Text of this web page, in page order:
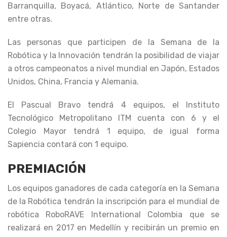
Barranquilla, Boyacá, Atlántico, Norte de Santander
entre otras.
Las personas que participen de la Semana de la
Robótica y la Innovación tendrán la posibilidad de viajar
a otros campeonatos a nivel mundial en Japón, Estados
Unidos, China, Francia y Alemania.
El Pascual Bravo tendrá 4 equipos, el Instituto
Tecnológico Metropolitano ITM cuenta con 6 y el
Colegio Mayor tendrá 1 equipo, de igual forma
Sapiencia contará con 1 equipo.
PREMIACIÓN
Los equipos ganadores de cada categoría en la Semana
de la Robótica tendrán la inscripción para el mundial de
robótica RoboRAVE International Colombia que se
realizará en 2017 en Medellín y recibirán un premio en